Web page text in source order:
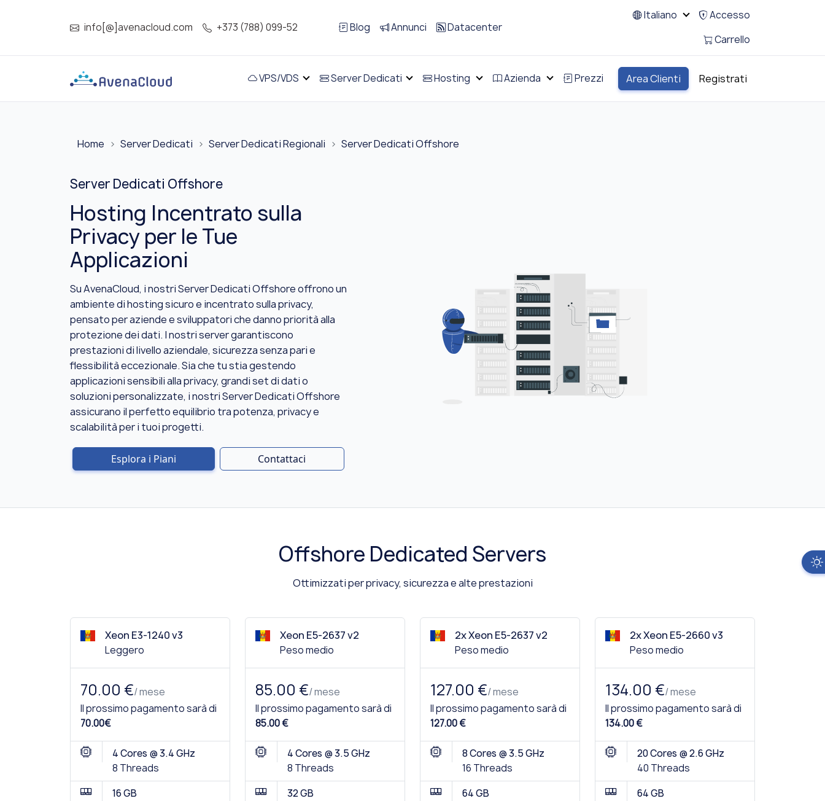
info[@]avenacloud.com +373 (788) 099-52 Blog Annunci Datacenter
Italiano
Accesso
Carrello
VPS/VDS Server Dedicati Hosting Azienda Prezzi Area Clienti Registrati
Home Server Dedicati Server Dedicati Regionali Server Dedicati Offshore
Server Dedicati Offshore
Hosting Incentrato sulla
Privacy per le Tue
Applicazioni
Su AvenaCloud, i nostri Server Dedicati Offshore offrono un
ambiente di hosting sicuro e incentrato sulla privacy,
pensato per aziende e sviluppatori che danno priorità alla
protezione dei dati. I nostri server garantiscono
prestazioni di livello aziendale, sicurezza senza pari e
flessibilità eccezionale. Sia che tu stia gestendo
applicazioni sensibili alla privacy, grandi set di dati o
soluzioni personalizzate, i nostri Server Dedicati Offshore
assicurano il perfetto equilibrio tra potenza, privacy e
scalabilità per i tuoi progetti.
Esplora i Piani Contattaci
Offshore Dedicated Servers
Ottimizzati per privacy, sicurezza e alte prestazioni
Xeon E3-1240 v3
Leggero
70.00 €/ mese
Il prossimo pagamento sarà di
70.00€
4 Cores @ 3.4 GHz
8 Threads
16 GB
Xeon E5-2637 v2
Peso medio
85.00 €/ mese
Il prossimo pagamento sarà di
85.00 €
4 Cores @ 3.5 GHz
8 Threads
32 GB
2x Xeon E5-2637 v2
Peso medio
127.00 €/ mese
Il prossimo pagamento sarà di
127.00 €
8 Cores @ 3.5 GHz
16 Threads
64 GB
2x Xeon E5-2660 v3
Peso medio
134.00 €/ mese
Il prossimo pagamento sarà di
134.00 €
20 Cores @ 2.6 GHz
40 Threads
64 GB